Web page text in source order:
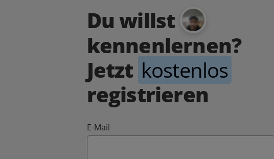
Du willst
kennenlernen?
Jetzt kostenlos
registrieren
E-Mail